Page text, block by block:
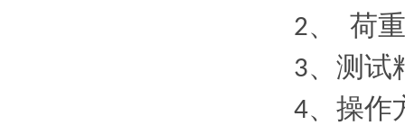
2、 荷
3、测试
4、操作